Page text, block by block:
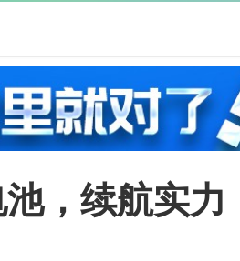
，续航实力